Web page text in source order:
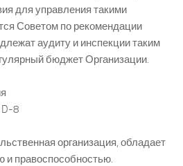
для управления такими
Советом по рекомендации
аудиту и инспекции таким
бюджет Организации.
D-8
организация, обладает
и правоспособностью.